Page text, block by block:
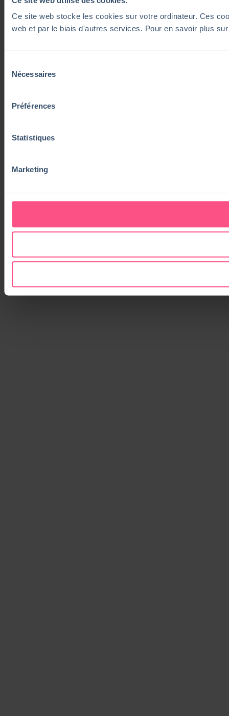
Ce site web stocke les cookies sur votre ordinateur. Ces
web et par le biais d'autres services. Pour en savoir plus
Nécessaires
Préférences
Statistiques
Marketing